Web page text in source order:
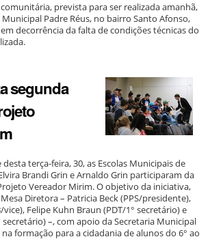
prevista para ser realizada amanhã,
Municipal Padre Réus, no bairro Santo Afonso,
decorrência da falta de condições técnicas do
segunda
terça-feira, 30, as Escolas Municipais de
Brandi Grin e Arnaldo Grin participaram da
Vereador Mirim. O objetivo da iniciativa,
Diretora – Patricia Beck (PPS/presidente),
Felipe Kuhn Braun (PDT/1° secretário) e
–, com apoio da Secretaria Municipal
formação para a cidadania de alunos do 6° ao